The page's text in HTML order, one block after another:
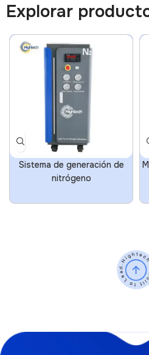
Explorar
Sistema de generación de
nitrógeno